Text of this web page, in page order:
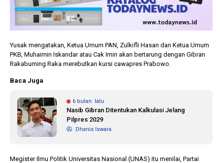
Yusak mengatakan, Ketua Umum PAN, Zulkifli Hasan dan Ketua Umum
PKB, Muhaimin Iskandar atau Cak Imin akan bertarung dengan Gibran
Rakabuming Raka merebutkan kursi cawapres Prabowo.
Baca Juga
6 bulan lalu
Nasib Gibran Ditentukan Kalkulasi Jelang
Pilpres 2029
Dhanis Iswara
Megister Ilmu Politik Universitas Nasional (UNAS) itu menilai, Partai